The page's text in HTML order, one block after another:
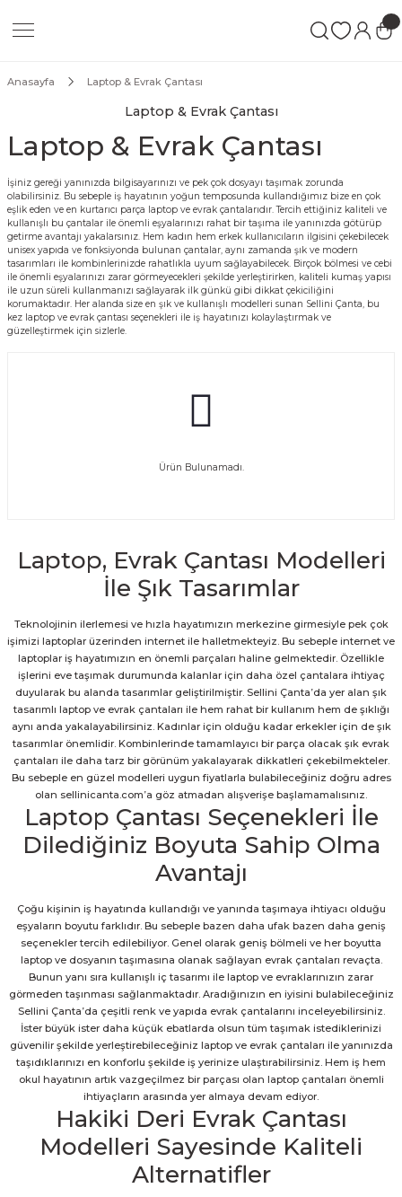
Anasayfa Laptop & Evrak Çantası
Laptop & Evrak Çantası
Laptop & Evrak Çantası
İşiniz gereği yanınızda bilgisayarınızı ve pek çok dosyayı taşımak zorunda
olabilirsiniz. Bu sebeple iş hayatının yoğun temposunda kullandığımız bize en çok
eşlik eden ve en kurtarıcı parça laptop ve evrak çantalarıdır. Tercih ettiğiniz kaliteli ve
kullanışlı bu çantalar ile önemli eşyalarınızı rahat bir taşıma ile yanınızda götürüp
getirme avantajı yakalarsınız. Hem kadın hem erkek kullanıcıların ilgisini çekebilecek
unisex yapıda ve fonksiyonda bulunan çantalar, aynı zamanda şık ve modern
tasarımları ile kombinlerinizde rahatlıkla uyum sağlayabilecek. Birçok bölmesi ve cebi
ile önemli eşyalarınızı zarar görmeyecekleri şekilde yerleştirirken, kaliteli kumaş yapısı
ile uzun süreli kullanmanızı sağlayarak ilk günkü gibi dikkat çekiciliğini
korumaktadır. Her alanda size en şık ve kullanışlı modelleri sunan Sellini Çanta, bu
kez laptop ve evrak çantası seçenekleri ile iş hayatınızı kolaylaştırmak ve
güzelleştirmek için sizlerle.
Ürün Bulunamadı.
Laptop, Evrak Çantası Modelleri
İle Şık Tasarımlar
Teknolojinin ilerlemesi ve hızla hayatımızın merkezine girmesiyle pek çok
işimizi laptoplar üzerinden internet ile halletmekteyiz. Bu sebeple internet ve
laptoplar iş hayatımızın en önemli parçaları haline gelmektedir. Özellikle
işlerini eve taşımak durumunda kalanlar için daha özel çantalara ihtiyaç
duyularak bu alanda tasarımlar geliştirilmiştir. Sellini Çanta’da yer alan şık
tasarımlı laptop ve evrak çantaları ile hem rahat bir kullanım hem de şıklığı
aynı anda yakalayabilirsiniz. Kadınlar için olduğu kadar erkekler için de şık
tasarımlar önemlidir. Kombinlerinde tamamlayıcı bir parça olacak şık evrak
çantaları ile daha tarz bir görünüm yakalayarak dikkatleri çekebilmekteler.
Bu sebeple en güzel modelleri uygun fiyatlarla bulabileceğiniz doğru adres
olan sellinicanta.com’a göz atmadan alışverişe başlamamalısınız.
Laptop Çantası Seçenekleri İle
Dilediğiniz Boyuta Sahip Olma
Avantajı
Çoğu kişinin iş hayatında kullandığı ve yanında taşımaya ihtiyacı olduğu
eşyaların boyutu farklıdır. Bu sebeple bazen daha ufak bazen daha geniş
seçenekler tercih edilebiliyor. Genel olarak geniş bölmeli ve her boyutta
laptop ve dosyanın taşımasına olanak sağlayan evrak çantaları revaçta.
Bunun yanı sıra kullanışlı iç tasarımı ile laptop ve evraklarınızın zarar
görmeden taşınması sağlanmaktadır. Aradığınızın en iyisini bulabileceğiniz
Sellini Çanta’da çeşitli renk ve yapıda evrak çantalarını inceleyebilirsiniz.
İster büyük ister daha küçük ebatlarda olsun tüm taşımak istediklerinizi
güvenilir şekilde yerleştirebileceğiniz laptop ve evrak çantaları ile yanınızda
taşıdıklarınızı en konforlu şekilde iş yerinize ulaştırabilirsiniz. Hem iş hem
okul hayatının artık vazgeçilmez bir parçası olan laptop çantaları önemli
ihtiyaçların arasında yer almaya devam ediyor.
Hakiki Deri Evrak Çantası
Modelleri Sayesinde Kaliteli
Alternatifler